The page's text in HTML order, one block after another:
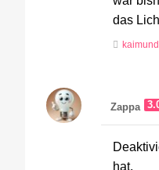
das
Zappa
hat.